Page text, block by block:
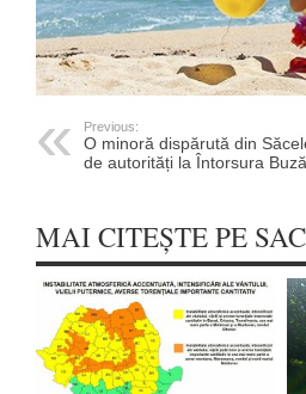
Previous:
O minoră dispărută din
de autorități la Întorsura
MAI CITEȘTE PE